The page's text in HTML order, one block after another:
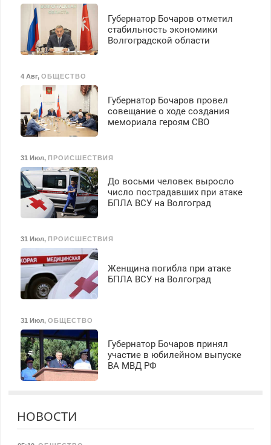
Губернатор Бочаров отметил
стабильность экономики
Волгоградской области
4 Авг, ОБЩЕСТВО
Губернатор Бочаров провел
совещание о ходе создания
мемориала героям СВО
31 Июл, ПРОИСШЕСТВИЯ
До восьми человек выросло
число пострадавших при атаке
БПЛА ВСУ на Волгоград
31 Июл, ПРОИСШЕСТВИЯ
Женщина погибла при атаке
БПЛА ВСУ на Волгоград
31 Июл, ОБЩЕСТВО
Губернатор Бочаров принял
участие в юбилейном выпуске
ВА МВД РФ
НОВОСТИ